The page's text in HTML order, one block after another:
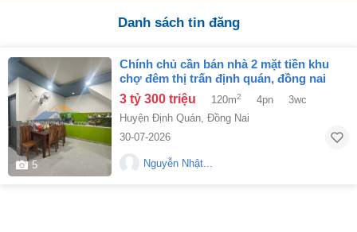
Danh sách tin đăng
5
chính chủ cần bán nhà 2 mặt tiền khu
chợ đêm thị trấn định quán, đồng nai
3 tỷ 300 triệu 120m2 4pn
3wc
Huyện Định Quán Đồng Nai
30-07-2026
Nguyễn Nhật...